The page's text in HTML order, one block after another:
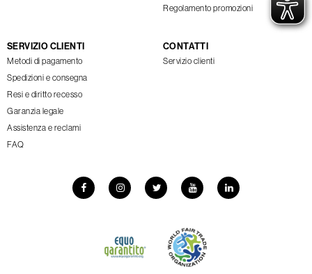
Regolamento promozioni
SERVIZIO CLIENTI
Metodi di pagamento
Spedizioni e consegna
Resi e diritto recesso
Garanzia legale
Assistenza e reclami
FAQ
CONTATTI
Servizio clienti